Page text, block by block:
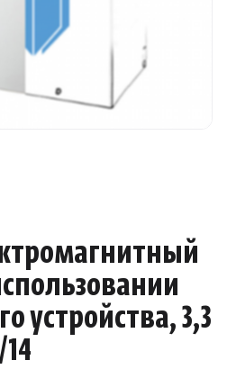
устройства, 3,3